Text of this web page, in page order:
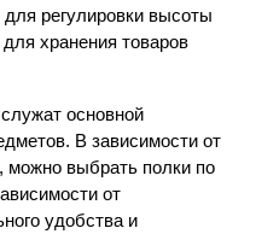
регулировки высоты
хранения товаров
основной
В зависимости от
можно выбрать полки по
от
удобства и